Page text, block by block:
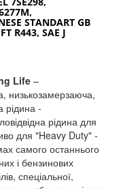
STANDART GB
R443, SAE J
Life –
низькозамерзаюча,
-
рідина для
для "Heavy Duty" -
самого останнього
і бензинових
спеціальної,